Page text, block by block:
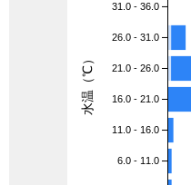
31.0 - 36.0
26.0 - 31.0
21.0 - 26.0
16.0 - 21.0
11.0 - 16.0
6.0 - 11.0
水温（℃）